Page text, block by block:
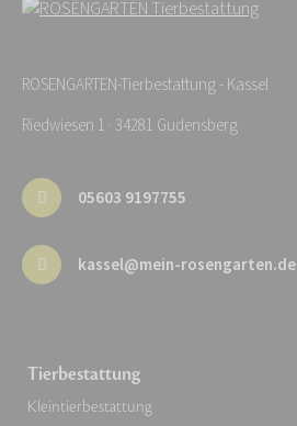
ROSENGARTEN-Tierbestattung - Kassel
Riedwiesen 1 · 34281 Gudensberg
05603 9197755
kassel@mein-rosengarten.de
Tierbestattung
Kleintierbestattung